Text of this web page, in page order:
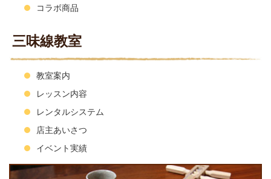
コラボ商品
三味線教室
教室案内
レッスン内容
レンタルシステム
店主あいさつ
イベント実績